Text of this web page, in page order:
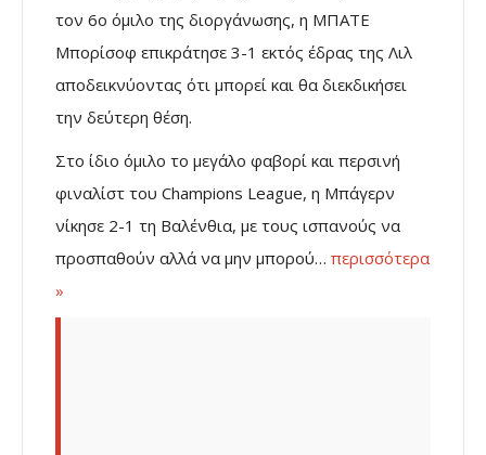
τον 6ο όμιλο της διοργάνωσης, η ΜΠΑΤΕ
Μπορίσοφ επικράτησε 3-1 εκτός έδρας της Λιλ
αποδεικνύοντας ότι μπορεί και θα διεκδικήσει
την δεύτερη θέση.
Στο ίδιο όμιλο το μεγάλο φαβορί και περσινή
φιναλίστ του Champions League, η Μπάγερν
νίκησε 2-1 τη Βαλένθια, με τους ισπανούς να
προσπαθούν αλλά να μην μπορού… περισσότερα
»